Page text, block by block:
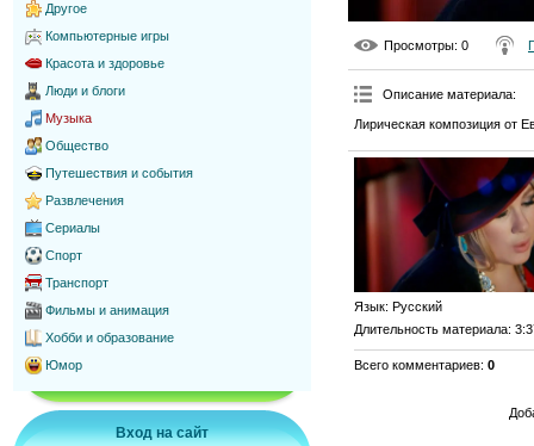
Другое
Компьютерные игры
Красота и здоровье
Люди и блоги
Музыка
Общество
Путешествия и события
Развлечения
Сериалы
Спорт
Транспорт
Фильмы и анимация
Хобби и образование
Юмор
Вход на сайт
Просмотры: 0
Описание материала:
Лирическая композиция от
Язык: Русский
Длительность материала:
Всего комментариев: 0